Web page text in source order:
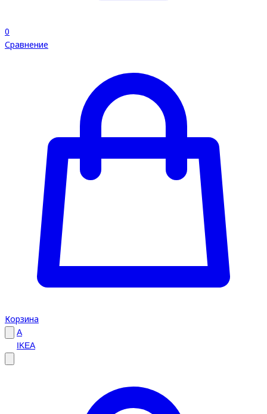
0
Сравнение
Корзина
A
IKEA